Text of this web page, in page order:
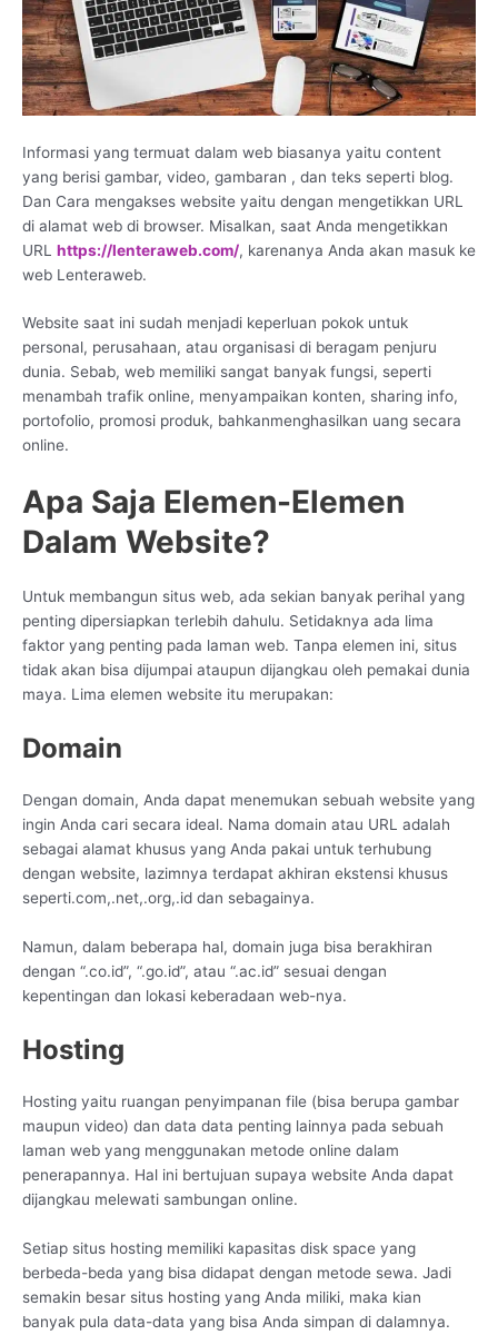
Informasi yang termuat dalam web biasanya yaitu content
yang berisi gambar, video, gambaran , dan teks seperti blog.
Dan Cara mengakses website yaitu dengan mengetikkan URL
di alamat web di browser. Misalkan, saat Anda mengetikkan
URL https://lenteraweb.com/, karenanya Anda akan masuk ke
web Lenteraweb.
Website saat ini sudah menjadi keperluan pokok untuk
personal, perusahaan, atau organisasi di beragam penjuru
dunia. Sebab, web memiliki sangat banyak fungsi, seperti
menambah trafik online, menyampaikan konten, sharing info,
portofolio, promosi produk, bahkanmenghasilkan uang secara
online.
Apa Saja Elemen-Elemen
Dalam Website?
Untuk membangun situs web, ada sekian banyak perihal yang
penting dipersiapkan terlebih dahulu. Setidaknya ada lima
faktor yang penting pada laman web. Tanpa elemen ini, situs
tidak akan bisa dijumpai ataupun dijangkau oleh pemakai dunia
maya. Lima elemen website itu merupakan:
Domain
Dengan domain, Anda dapat menemukan sebuah website yang
ingin Anda cari secara ideal. Nama domain atau URL adalah
sebagai alamat khusus yang Anda pakai untuk terhubung
dengan website, lazimnya terdapat akhiran ekstensi khusus
seperti.com,.net,.org,.id dan sebagainya.
Namun, dalam beberapa hal, domain juga bisa berakhiran
dengan “.co.id”, “.go.id”, atau “.ac.id” sesuai dengan
kepentingan dan lokasi keberadaan web-nya.
Hosting
Hosting yaitu ruangan penyimpanan file (bisa berupa gambar
maupun video) dan data data penting lainnya pada sebuah
laman web yang menggunakan metode online dalam
penerapannya. Hal ini bertujuan supaya website Anda dapat
dijangkau melewati sambungan online.
Setiap situs hosting memiliki kapasitas disk space yang
berbeda-beda yang bisa didapat dengan metode sewa. Jadi
semakin besar situs hosting yang Anda miliki, maka kian
banyak pula data-data yang bisa Anda simpan di dalamnya.